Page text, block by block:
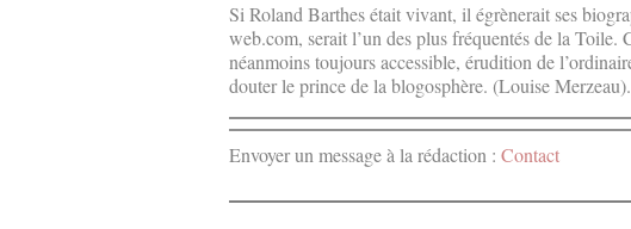
Si Roland Barthes était vivant, il égrènerait ses
web.com, serait l’un des plus fréquentés de la
néanmoins toujours accessible, érudition de
douter le prince de la blogosphère. (Louise Merzeau).
Envoyer un message à la rédaction : Contact